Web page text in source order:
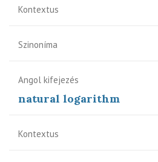
Kontextus
Szinoníma
Angol kifejezés
natural logarithm
Kontextus